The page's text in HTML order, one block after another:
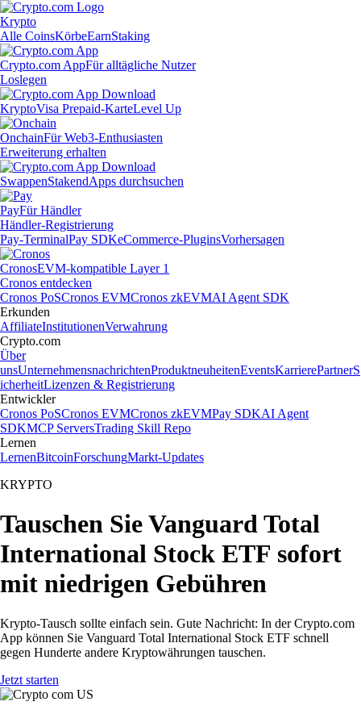
Krypto
Alle CoinsKörbeEarnStaking
Crypto.com AppFür alltägliche Nutzer
Loslegen
KryptoVisa Prepaid-KarteLevel Up
OnchainFür Web3-Enthusiasten
Erweiterung erhalten
SwappenStakendApps durchsuchen
PayFür Händler
Händler-Registrierung
Pay-TerminalPay SDKeCommerce-PluginsVorhersagen
CronosEVM-kompatible Layer 1
Cronos entdecken
Cronos PoSCronos EVMCronos zkEVMAI Agent SDK
Erkunden
AffiliateInstitutionenVerwahrung
Crypto.com
Über
unsUnternehmensnachrichtenProduktneuheitenEventsKarrierePartnerS
icherheitLizenzen & Registrierung
Entwickler
Cronos PoSCronos EVMCronos zkEVMPay SDKAI Agent
SDKMCP ServersTrading Skill Repo
Lernen
LernenBitcoinForschungMarkt-Updates
KRYPTO
Tauschen Sie Vanguard Total
International Stock ETF sofort
mit niedrigen Gebühren
Krypto-Tausch sollte einfach sein. Gute Nachricht: In der Crypto.com
App können Sie Vanguard Total International Stock ETF schnell
gegen Hunderte andere Kryptowährungen tauschen.
Jetzt starten